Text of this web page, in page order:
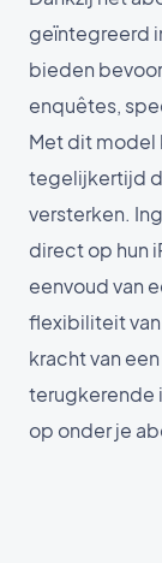
geïntegreerd
bieden
enquêtes,
Met dit model
tegelijkertijd
versterken.
direct op hun
eenvoud van
flexibiliteit
kracht van
terugkerende
op onder je